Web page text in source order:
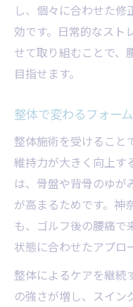
し、個々に合わせた修
効です。日常的なスト
せて取り組むことで、
目指せます。
整体で変わるフォー
整体施術を受けること
維持力が大きく向上す
は、骨盤や背骨のゆが
が高まるためです。神
も、ゴルフ後の腰痛で
状態に合わせたアプロ
整体によるケアを継続
の強さが増し、スイン